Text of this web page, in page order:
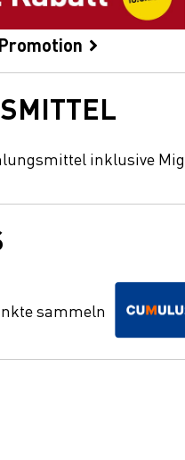
inklusive
sammeln